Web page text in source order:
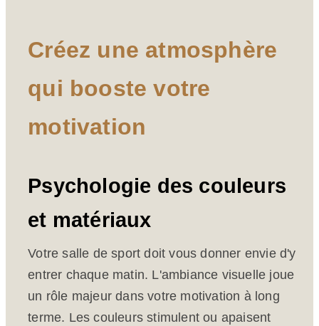
Créez une atmosphère
qui booste votre
motivation
Psychologie des couleurs
et matériaux
Votre salle de sport doit vous donner envie d'y
entrer chaque matin. L'ambiance visuelle joue
un rôle majeur dans votre motivation à long
terme. Les couleurs stimulent ou apaisent